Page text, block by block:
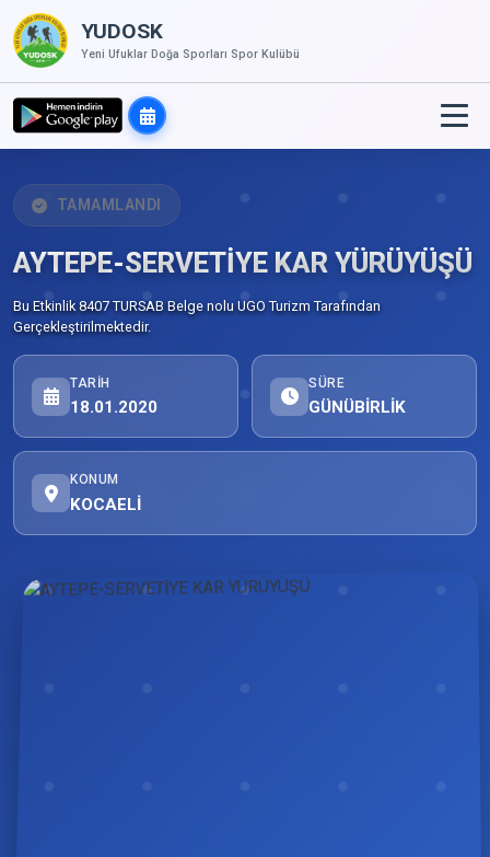
YUDOSK
Yeni Ufuklar Doğa Sporları Spor Kulübü
TAMAMLANDI
AYTEPE-SERVETİYE KAR YÜRÜYÜŞÜ
Bu Etkinlik 8407 TURSAB Belge nolu UGO Turizm Tarafından
Gerçekleştirilmektedir.
TARIH
18.01.2020
SÜRE
GÜNÜBİRLİK
KONUM
KOCAELİ